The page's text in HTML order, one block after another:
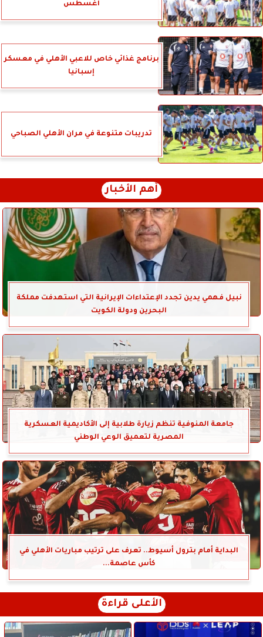
أغسطس
برنامج غذائي خاص للاعبي الأهلي في معسكر
إسبانيا
تدريبات متنوعة في مران الأهلي الصباحي
أهم الأخبار
نبيل فهمي يدين تجدد الإعتداءات الإيرانية التي استهدفت مملكة
البحرين ودولة الكويت
جامعة المنوفية تنظم زيارة طلابية إلى الأكاديمية العسكرية
المصرية لتعميق الوعي الوطني
البداية أمام بترول أسيوط.. تعرف على ترتيب مباريات الأهلي في
كأس عاصمة...
الأعلى قراءة